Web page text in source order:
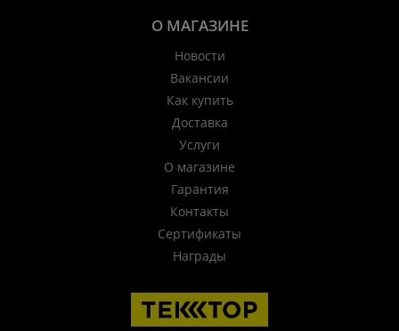
О МАГАЗИНЕ
Новости
Вакансии
Как купить
Доставка
Услуги
О магазине
Гарантия
Контакты
Сертификаты
Награды